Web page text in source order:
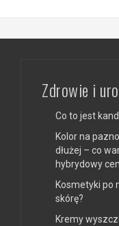
Zdrowie i
Co to jest
Kolor na
dłużej – co
hybrydowy
Kosmetyki po
skórę?
Kremy